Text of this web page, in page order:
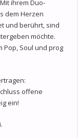
ihrem Duo-
dem Herzen
und berührt, sind
möchte.
Pop, Soul und prog
offene
ein!